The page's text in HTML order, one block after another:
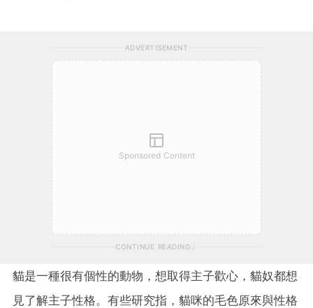
ADVERTISEMENT
Sponsored Content
CONTINUE READING
貓是一種很有個性的動物，想取得主子歡心，貓奴都想
見了解主子性格。有些研究指，貓咪的毛色原來與性格